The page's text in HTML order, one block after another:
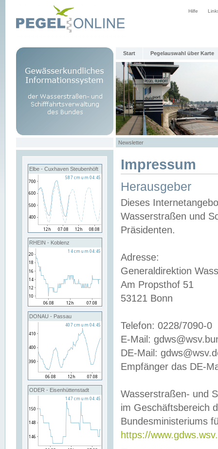
Hilfe
Start Pegelauswahl über Karte
Newsletter
Elbe - Cuxhaven Steubenhöft
RHEIN - Koblenz
DONAU - Passau
ODER - Eisenhüttenstadt
Impressum
Herausgeber
Dieses
Wasserstraßen und
Präsidenten.
Adresse:
Generaldirektion
Am Propsthof 51
53121 Bonn
Telefon: 0228/7090-0
E-Mail:
DE-Mail:
Empfänger das DE-
Wasserstraßen- und
im Geschäftsbereich
Bundesministeriums
https://